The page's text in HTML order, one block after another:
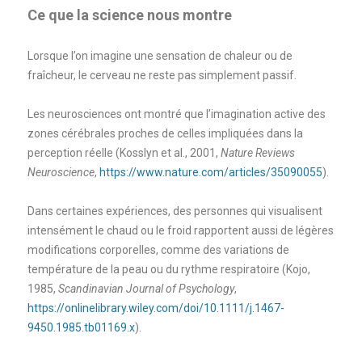
Ce que la science nous montre
Lorsque l’on imagine une sensation de chaleur ou de
fraîcheur, le cerveau ne reste pas simplement passif.
Les neurosciences ont montré que l’imagination active des
zones cérébrales proches de celles impliquées dans la
perception réelle (Kosslyn et al., 2001, Nature Reviews
Neuroscience, https://www.nature.com/articles/35090055).
Dans certaines expériences, des personnes qui visualisent
intensément le chaud ou le froid rapportent aussi de légères
modifications corporelles, comme des variations de
température de la peau ou du rythme respiratoire (Kojo,
1985, Scandinavian Journal of Psychology,
https://onlinelibrary.wiley.com/doi/10.1111/j.1467-
9450.1985.tb01169.x).